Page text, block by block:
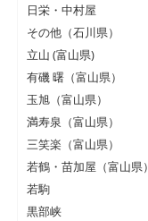
日栄・中村屋
その他（石川県）
立山 (富山県)
有磯 曙（富山県）
玉旭（富山県）
満寿泉（富山県）
三笑楽（富山県）
若鶴・苗加屋（富山県）
若駒
黒部峡